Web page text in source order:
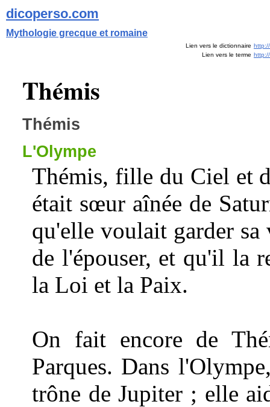
dicoperso.com
Mythologie grecque et romaine
Lien vers le dictionnaire
Lien vers le terme
Thémis
Thémis
L'Olympe
Thémis, fille du Ciel et
était sœur aînée de
qu'elle voulait garder
de l'épouser, et qu'il la
la Loi et la Paix.
On fait encore de
Parques. Dans
trône de Jupiter ; elle